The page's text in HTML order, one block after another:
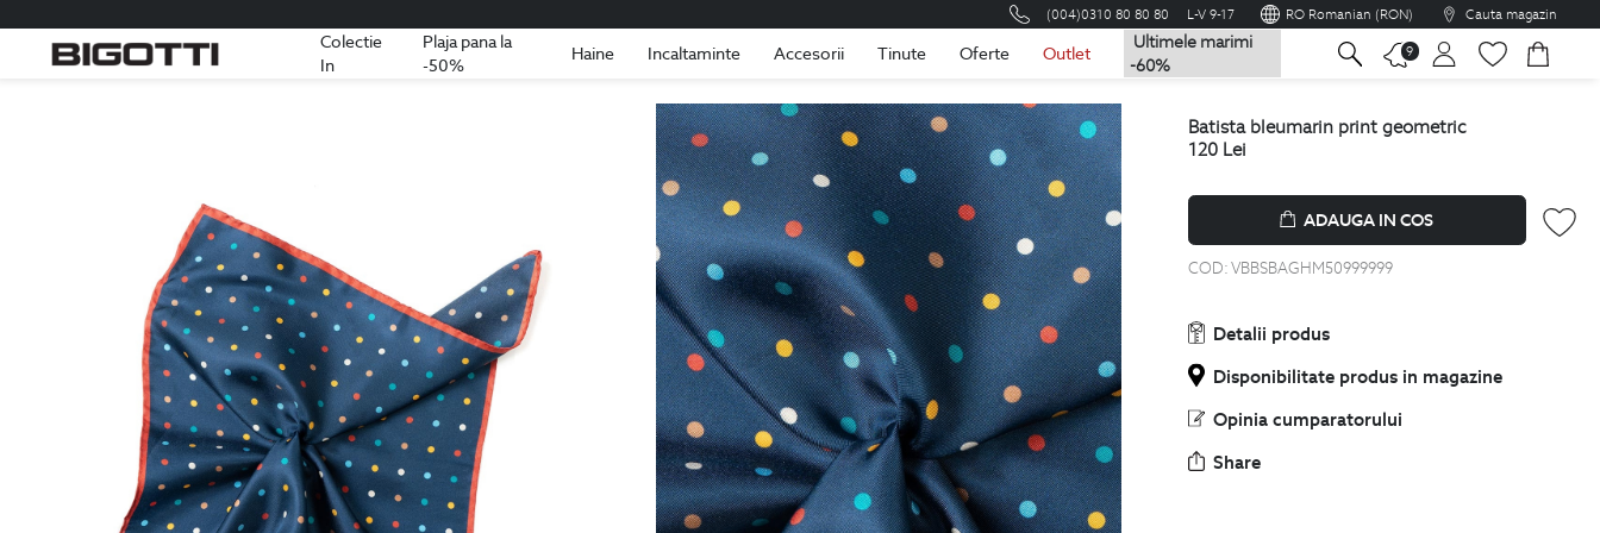
(004)0310 80 80 80 L-V 9-17 RO Romanian (RON) Cauta magazin
Colectie
In
Plaja pana la
-50%
Haine Incaltaminte Accesorii Tinute Oferte Outlet
Ultimele marimi
-60%
9
Romania Romana
batista bleumarin print geometric
120 Lei
ADAUGA IN COS
COD:VBBSBAGHM50999999
Detalii produs
Disponibilitate produs in magazine
Opinia cumparatorului
Share